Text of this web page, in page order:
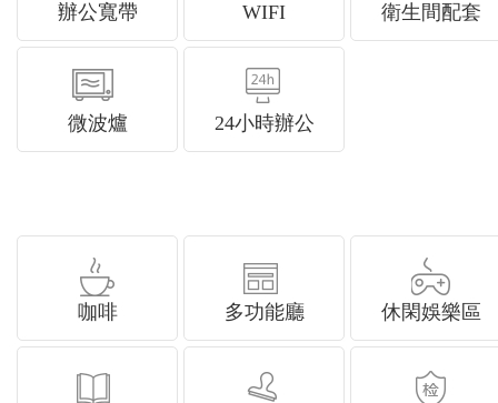
辦公寬帶 WIFI 衛生間配套
微波爐 24小時辦公
咖啡 多功能廳 休閑娛樂區